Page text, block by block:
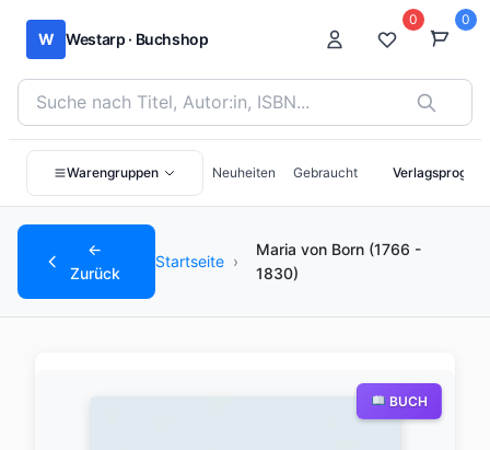
W Westarp · Buchshop
Bücher suchen nach Titel, Autor:in oder ISBN
0 0
Warengruppen Neuheiten Gebraucht
←
Zurück
Startseite ›
Maria von Born (1766 -
1830)
BUCH